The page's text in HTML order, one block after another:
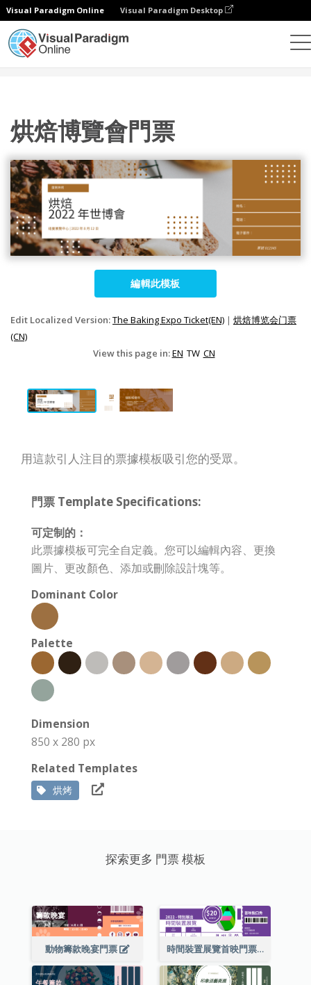
Visual Paradigm Online Visual Paradigm Desktop
烘焙博覽會門票
編輯此模板
Edit Localized Version:The Baking Expo Ticket(EN) | 烘焙博览会门票
(CN)
View this page in:EN TW CN
用這款引人注目的票據模板吸引您的受眾。
門票 Template Specifications:
可定制的：
此票據模板可完全自定義。您可以編輯內容、更換
圖片、更改顏色、添加或刪除設計塊等。
Dominant Color
Palette
Dimension
850 x 280 px
Related Templates
烘烤
探索更多 門票 模板
動物籌款晚宴門票 時間裝置展覽首映門票